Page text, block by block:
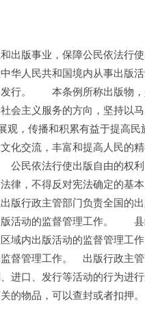
出版事业，保障公民依法行
华人民共和国境内从事出版
行。　　本条例所称出版物，
会主义服务的方向，坚持以
观，传播和积累有益于提高民
化交流，丰富和提高人民的
公民依法行使出版自由的权
律，不得反对宪法确定的基
版行政主管部门负责全国的
活动的监督管理工作。　　
域内出版活动的监督管理工
督管理工作。　出版行政主
进口、发行等活动的行为进
的物品，可以查封或者扣押